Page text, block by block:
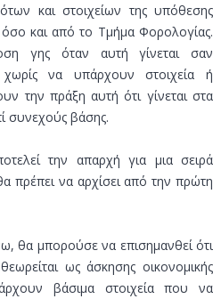
και στοιχείων της υπόθεσης
και από το Τμήμα Φορολογίας.
γης όταν αυτή γίνεται σαν
να υπάρχουν στοιχεία ή
την πράξη αυτή ότι γίνεται στα
συνεχούς βάσης.
την απαρχή για μια σειρά
πρέπει να αρχίσει από την πρώτη
θα μπορούσε να επισημανθεί ότι
ως άσκησης οικονομικής
βάσιμα στοιχεία που να